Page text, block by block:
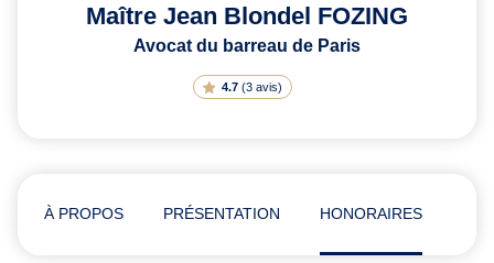
Maître Jean Blondel FOZING
Avocat du barreau de Paris
4.7 (3 avis)
À PROPOS PRÉSENTATION HONORAIRES